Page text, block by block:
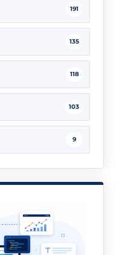
191
135
118
103
9